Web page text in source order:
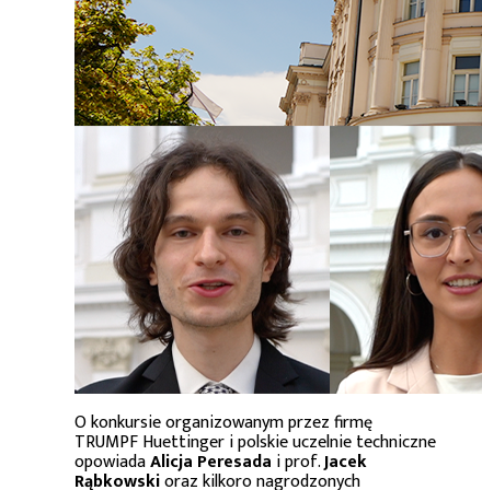
O konkursie organizowanym przez firmę
TRUMPF Huettinger i polskie uczelnie techniczne
opowiadaAlicja Peresada i prof.Jacek
Rąbkowskioraz kilkoro nagrodzonych